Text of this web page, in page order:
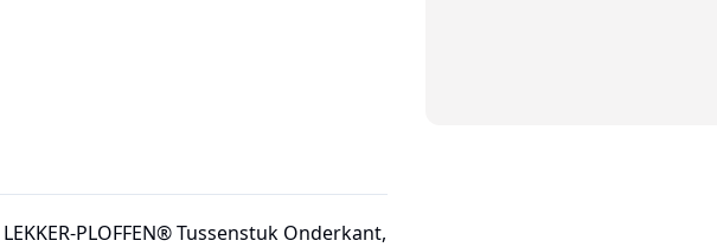
PLOFFEN® Tussenstuk Onderkant,